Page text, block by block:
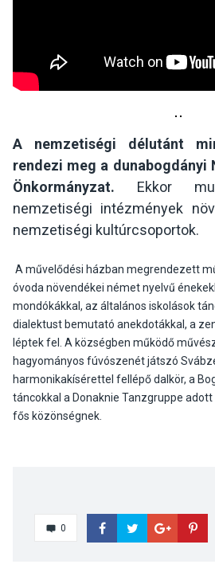
A nemzetiségi délutánt
rendezi meg a dunabogdányi
Önkormányzat. Ekkor
nemzetiségi intézmények
nemzetiségi kultúrcsoportok.
A művelődési házban megrendezett
óvoda növendékei német nyelvű
mondókákkal, az általános iskolások
dialektust bemutató anekdotákkal, a
léptek fel. A községben működő
hagyományos fúvószenét játszó
harmonikakísérettel fellépő dalkör, a
táncokkal a Donaknie Tanzgruppe
fős közönségnek.
0